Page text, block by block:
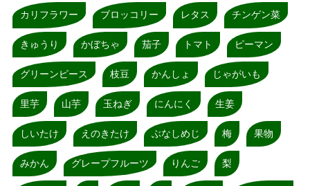
カリフラワー ブロッコリー レタス チンゲン菜
きゅうり かぼちゃ 茄子 トマト ピーマン
グリーンピース 枝豆 かんしょ じゃがいも
里芋 山芋 玉ねぎ にんにく 生姜
しいたけ えのきたけ ぶなしめじ 梅 果物
みかん グレープフルーツ りんご 梨